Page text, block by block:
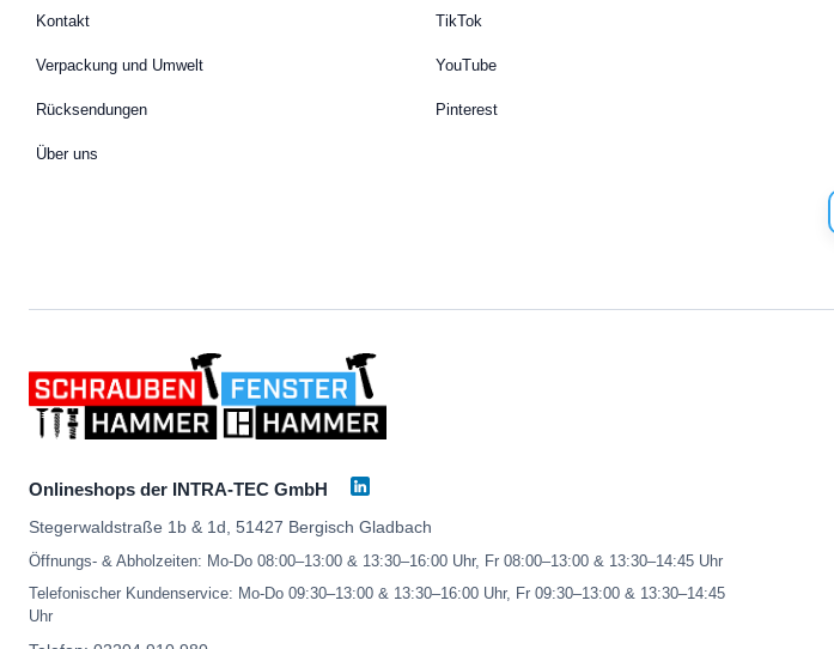
Kontakt
Verpackung und Umwelt
Rücksendungen
Über uns
TikTok
YouTube
Pinterest
Onlineshops der INTRA-TEC GmbH
Stegerwaldstraße 1b & 1d, 51427 Bergisch Gladbach
Öffnungs- & Abholzeiten: Mo-Do 08:00–13:00 & 13:30–16:00 Uhr, Fr 08:00–13:00 & 13:30–14:45 Uhr
Telefonischer Kundenservice: Mo-Do 09:30–13:00 & 13:30–16:00 Uhr, Fr 09:30–13:00 & 13:30–14:45
Uhr